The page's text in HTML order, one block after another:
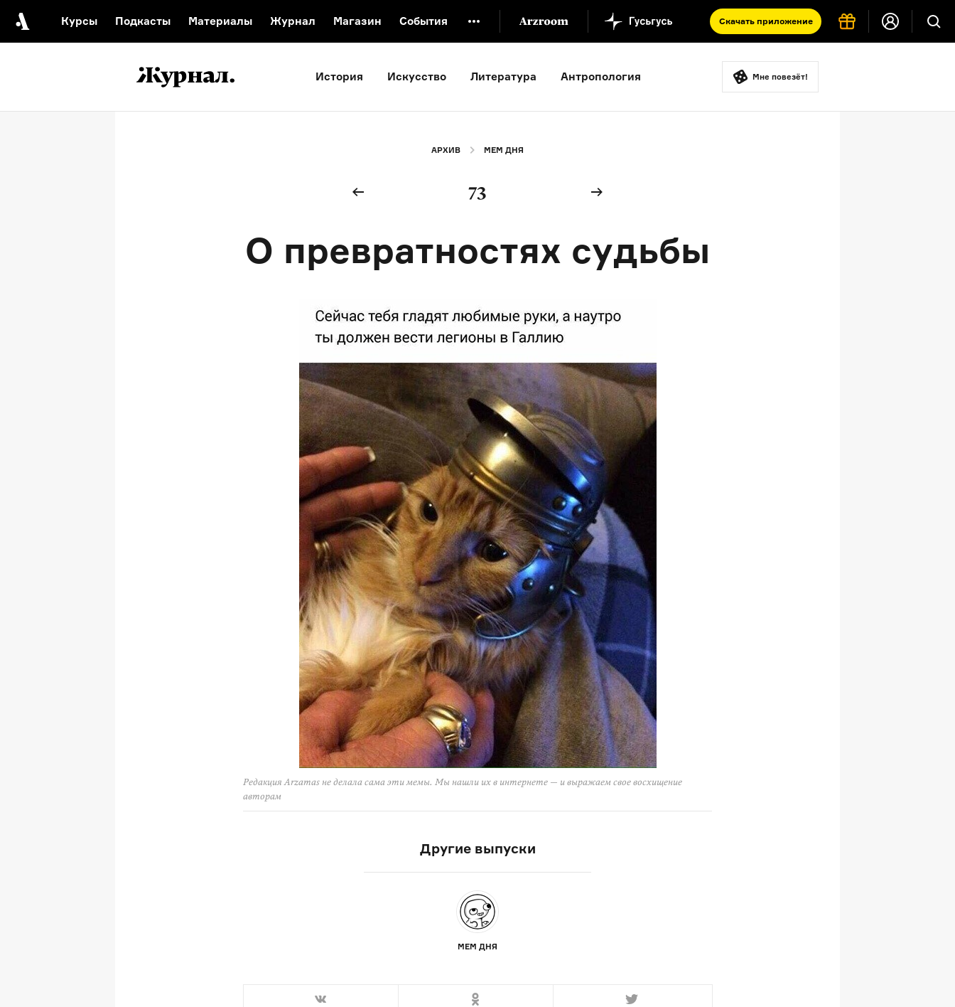
Курсы Подкасты Материалы Журнал Магазин События Скачать приложение
Видеоистория русской культуры
Русский язык от «гой еси» до «лол кек»
Что такое античность
История Искусство Литература Антропология Мне повезёт!
АРХИВ МЕМ ДНЯ
73
О превратностях судьбы
Редакция Arzamas не делала сама эти мемы. Мы нашли их в интернете — и выражаем свое восхищение
авторам
Другие выпуски
МЕМ ДНЯ